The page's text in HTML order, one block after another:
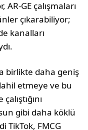
GE çalışmaları
çıkarabiliyor;
kanalları
birlikte daha geniş
etmeye ve bu
gibi daha köklü
TikTok, FMCG